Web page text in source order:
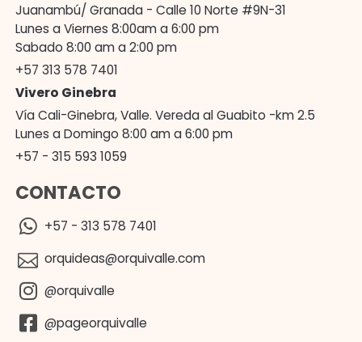
Juanambú/ Granada - Calle 10 Norte #9N-31
Lunes a Viernes 8:00am a 6:00 pm
Sabado 8:00 am a 2:00 pm
+57 313 578 7401
Vivero Ginebra
Vía Cali-Ginebra, Valle. Vereda al Guabito -km 2.5
Lunes a Domingo 8:00 am a 6:00 pm
+57 - 315 593 1059
CONTACTO
+57 - 313 578 7401
orquideas@orquivalle.com
@orquivalle
@pageorquivalle